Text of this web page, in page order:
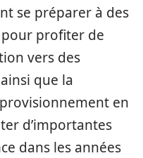
se préparer à des
pour profiter de
vers des
que la
en
d’importantes
dans les années